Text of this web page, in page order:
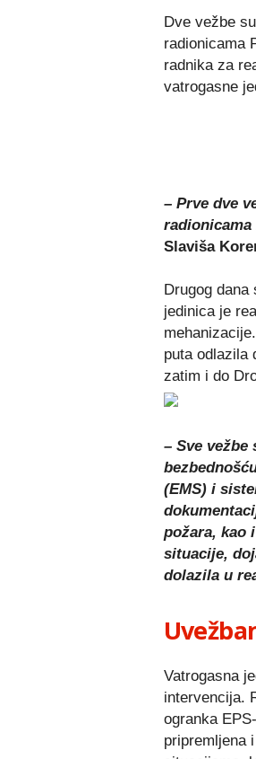
Dve vežbe
radionicama
radnika za
vatrogasne
– Prve dve
Slaviša
Drugog dana
jedinica je
puta odlazila
zatim i do
– Sve vežbe
(EMS) i
požara, kao
situacije,
dolazila u
Vatrogasna
intervencija.
ogranka